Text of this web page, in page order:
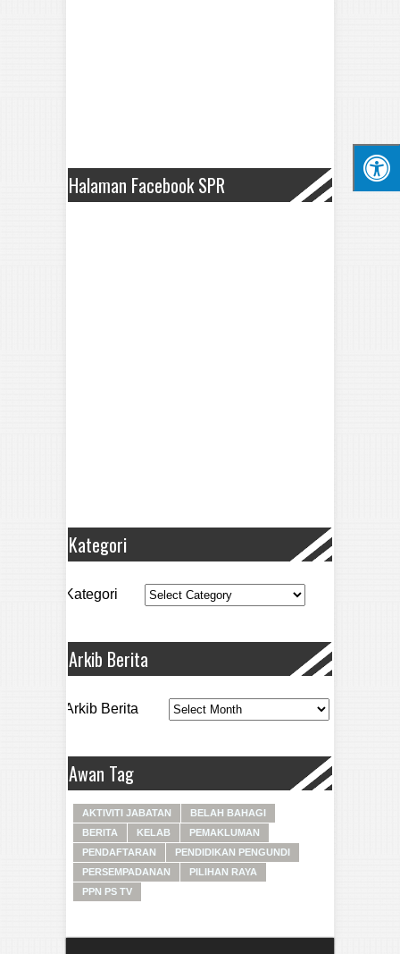
Halaman Facebook SPR
Kategori
Kategori
Arkib Berita
Arkib Berita
Awan Tag
AKTIVITI JABATAN
BELAH BAHAGI
BERITA
KELAB
PEMAKLUMAN
PENDAFTARAN
PENDIDIKAN PENGUNDI
PERSEMPADANAN
PILIHAN RAYA
PPN PS TV